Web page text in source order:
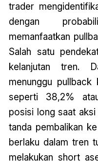
trader
dengan
memanfaatkan
Salah satu
kelanjutan tren.
menunggu
seperti 38,2%
posisi long saat aksi
tanda pembalikan
berlaku dalam tren
melakukan short